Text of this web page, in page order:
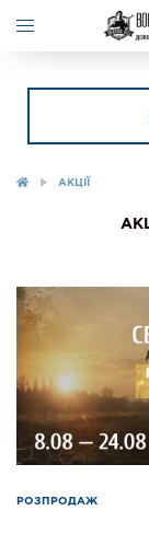
АКЦІЇ
РОЗПРОДАЖ